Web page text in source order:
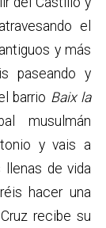
el
y más
paseando y
barrio Baix la
musulmán
y vais a
llenas de vida
hacer una
recibe su